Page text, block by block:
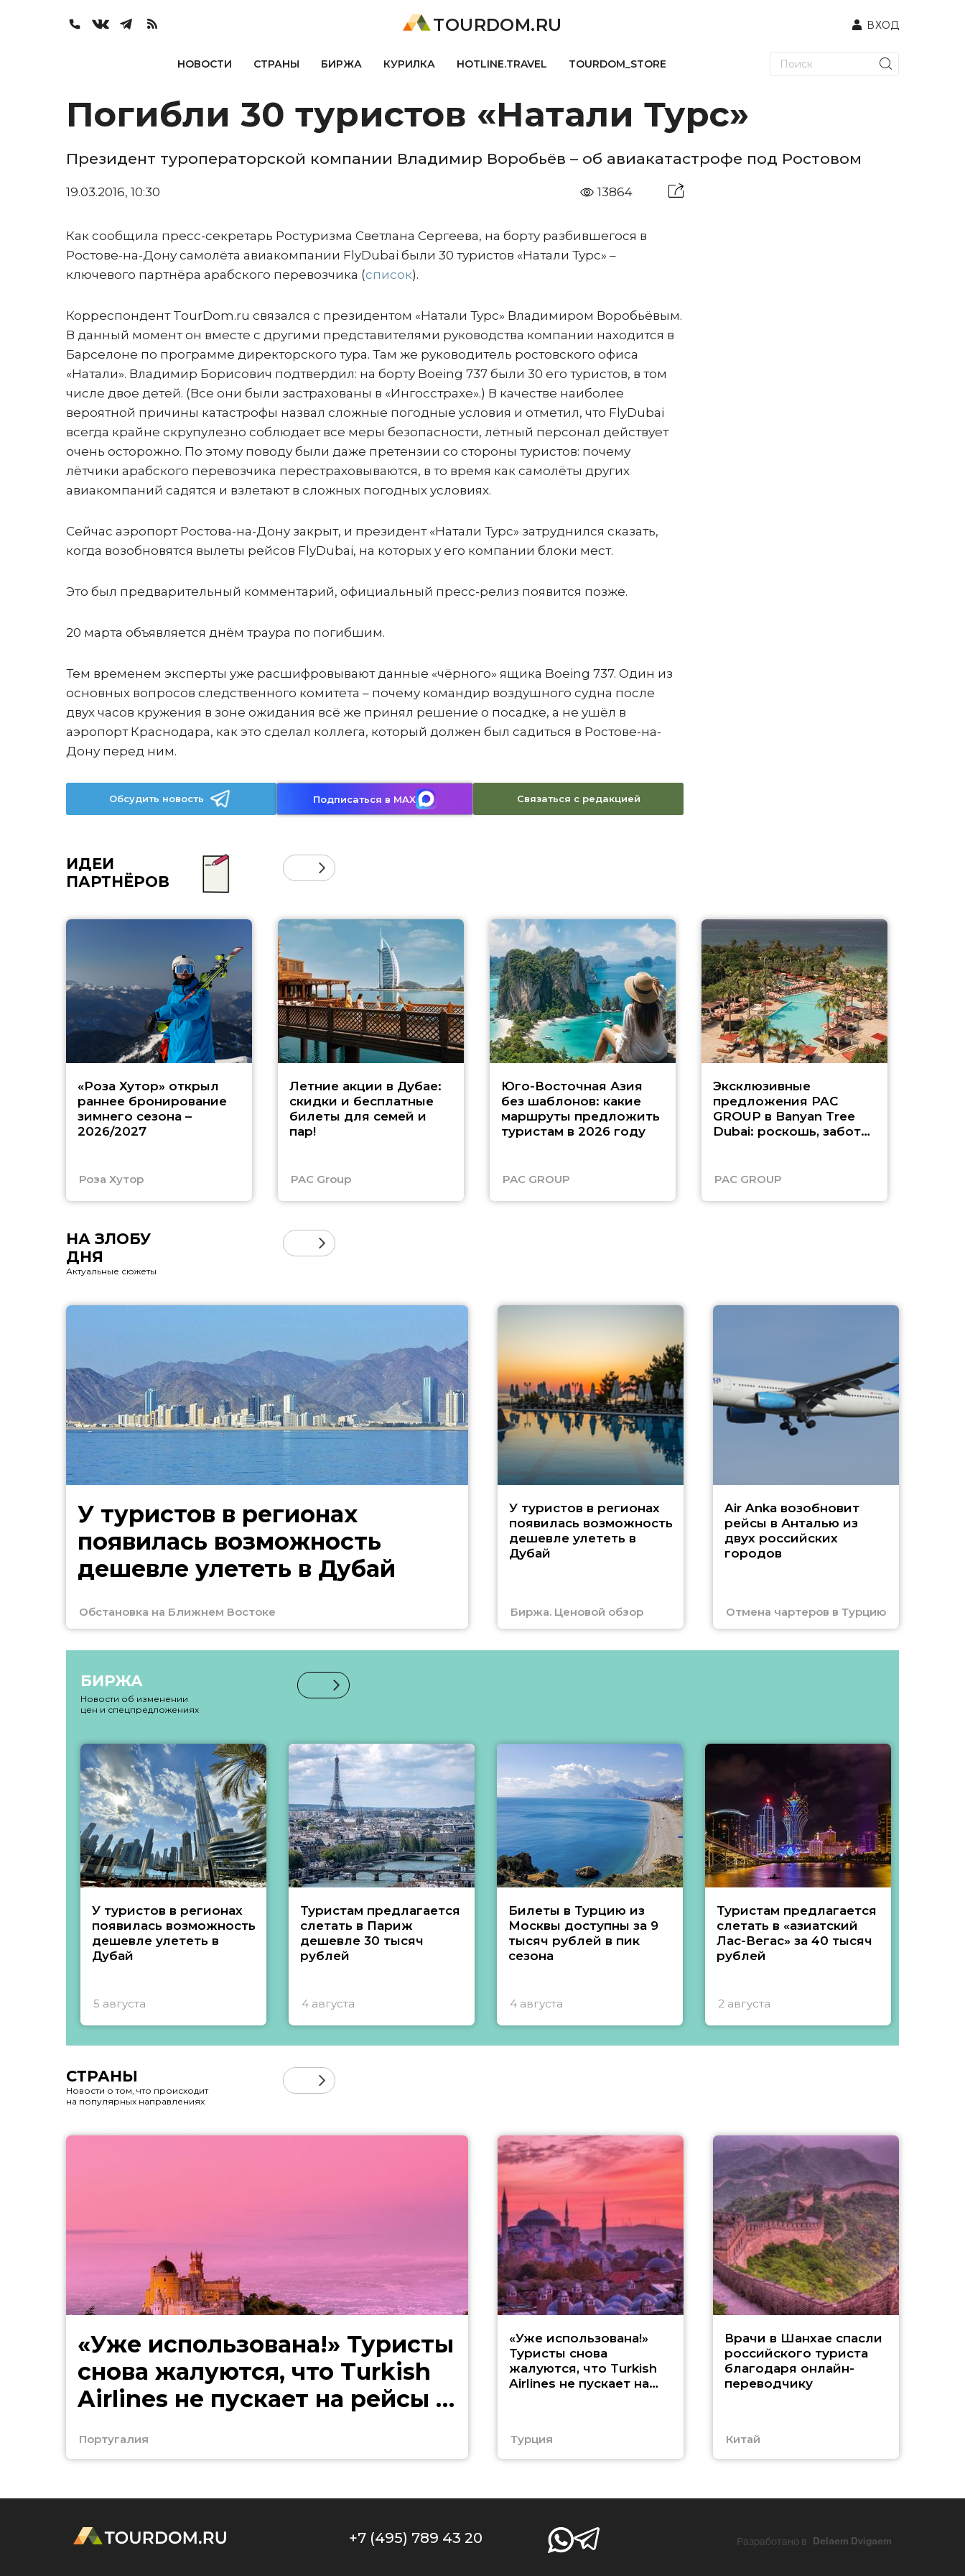
TOURDOM.RU ВХОД
НОВОСТИ СТРАНЫ БИРЖА КУРИЛКА HOTLINE.TRAVEL TOURDOM_STORE
Погибли 30 туристов «Натали Турс»
Президент туроператорской компании Владимир Воробьёв – об авиакатастрофе под Ростовом
19.03.2016, 10:30 13864
Как сообщила пресс-секретарь Ростуризма Светлана Сергеева, на борту разбившегося в
Ростове-на-Дону самолёта авиакомпании FlyDubai были 30 туристов «Натали Турс» –
ключевого партнёра арабского перевозчика (список).
Корреспондент TourDom.ru связался с президентом «Натали Турс» Владимиром Воробьёвым.
В данный момент он вместе с другими представителями руководства компании находится в
Барселоне по программе директорского тура. Там же руководитель ростовского офиса
«Натали». Владимир Борисович подтвердил: на борту Boeing 737 были 30 его туристов, в том
числе двое детей. (Все они были застрахованы в «Ингосстрахе».) В качестве наиболее
вероятной причины катастрофы назвал сложные погодные условия и отметил, что FlyDubai
всегда крайне скрупулезно соблюдает все меры безопасности, лётный персонал действует
очень осторожно. По этому поводу были даже претензии со стороны туристов: почему
лётчики арабского перевозчика перестраховываются, в то время как самолёты других
авиакомпаний садятся и взлетают в сложных погодных условиях.
Сейчас аэропорт Ростова-на-Дону закрыт, и президент «Натали Турс» затруднился сказать,
когда возобновятся вылеты рейсов FlyDubai, на которых у его компании блоки мест.
Это был предварительный комментарий, официальный пресс-релиз появится позже.
20 марта объявляется днём траура по погибшим.
Тем временем эксперты уже расшифровывают данные «чёрного» ящика Boeing 737. Один из
основных вопросов следственного комитета – почему командир воздушного судна после
двух часов кружения в зоне ожидания всё же принял решение о посадке, а не ушёл в
аэропорт Краснодара, как это сделал коллега, который должен был садиться в Ростове-на-
Дону перед ним.
Обсудить новость Подписаться в MAX Связаться с редакцией
ИДЕИ
ПАРТНЁРОВ
«Роза Хутор» открыл
раннее бронирование
зимнего сезона –
2026/2027
Роза Хутор
Летние акции в Дубае:
скидки и бесплатные
билеты для семей и
пар!
PAC Group
Юго-Восточная Азия
без шаблонов: какие
маршруты предложить
туристам в 2026 году
PAC GROUP
Эксклюзивные
предложения PAC
GROUP в Banyan Tree
Dubai: роскошь, забота
PAC GROUP
НА ЗЛОБУ
ДНЯ
Актуальные сюжеты
У туристов в регионах
появилась возможность
дешевле улететь в Дубай
Обстановка на Ближнем Востоке
У туристов в регионах
появилась возможность
дешевле улететь в
Дубай
Биржа. Ценовой обзор
Air Anka возобновит
рейсы в Анталью из
двух российских
городов
Отмена чартеров в Турцию
БИРЖА
Новости об изменении
цен и спецпредложениях
У туристов в регионах
появилась возможность
дешевле улететь в
Дубай
5 августа
Туристам предлагается
слетать в Париж
дешевле 30 тысяч
рублей
4 августа
Билеты в Турцию из
Москвы доступны за 9
тысяч рублей в пик
сезона
4 августа
Туристам предлагается
слетать в «азиатский
Лас-Вегас» за 40 тысяч
рублей
2 августа
СТРАНЫ
Новости о том, что происходит
на популярных направлениях
«Уже использована!» Туристы
снова жалуются, что Turkish
Airlines не пускает на рейсы в
Португалия
«Уже использована!»
Туристы снова
жалуются, что Turkish
Airlines не пускает на
Турция
Врачи в Шанхае спасли
российского туриста
благодаря онлайн-
переводчику
Китай
+7 (495) 789 43 20 Разработано в Delaem Dvigaem